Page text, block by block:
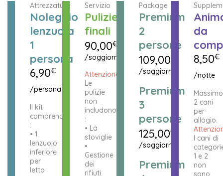
Attrezzatura
Noleggio
lenzuola
1
persona
6,90€
/persona
Il kit
comprende
:
• 1
lenzuolo
inferiore
per
letto
Servizio
Pulizie
finali
90,00€
/soggiorno
Attenzione!
Le
pulizie
non
includono
:
• La
stoviglie
•
Gestione
dei
rifiuti
Package
Premium
2
persone
109,00€
/soggiorno
Premium
3
persone
125,00€
/soggiorno
Premium
da
8,50€
/notte
Massimo
2 cani
per
allogio.
I cani di
1 e 2
non
sono